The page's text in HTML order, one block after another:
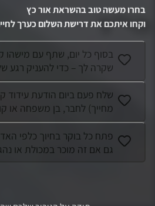
אור בא מהנשמה ותמיד ליווה
שמחה ורוגע, כמו מלאך....
בחרו מעשה טוב בהשראתאור כץ
וקחו איתכם את דרישת השלום כערך
בסוף כל יום, שתף עם מישהו
שקרה לך – כדי להעניק רגע
שלח פעם ביום הודעת עידוד
מחייך) לחבר, בן משפחה או
פתח כל בוקר בחיוך כלפי
גם אם זה מוכר במכולת או